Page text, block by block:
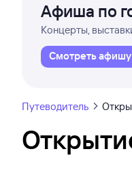
Афиша по
Концерты,
Смотреть афишу
Путеводитель